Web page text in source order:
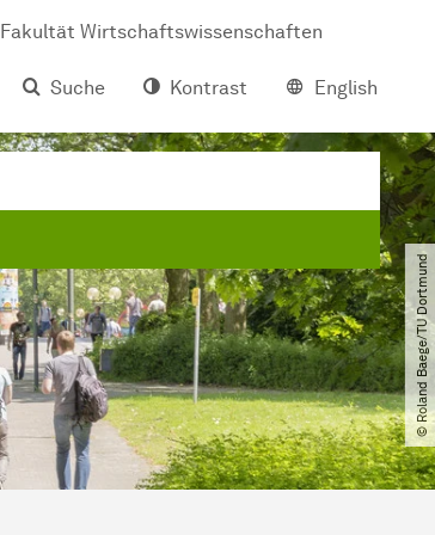
Fakultät Wirtschaftswissenschaften
Suche
Kontrast English
© Roland Baege​/​TU Dortmund